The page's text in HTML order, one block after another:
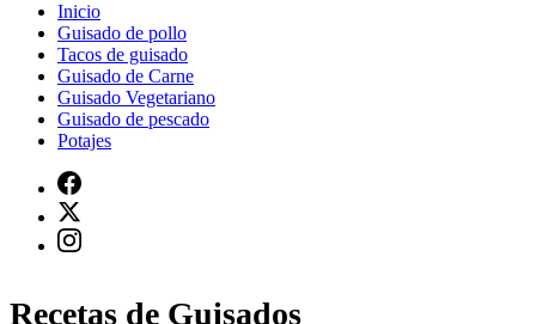
Inicio
Guisado de pollo
Tacos de guisado
Guisado de Carne
Guisado Vegetariano
Guisado de pescado
Potajes
Recetas de Guisados